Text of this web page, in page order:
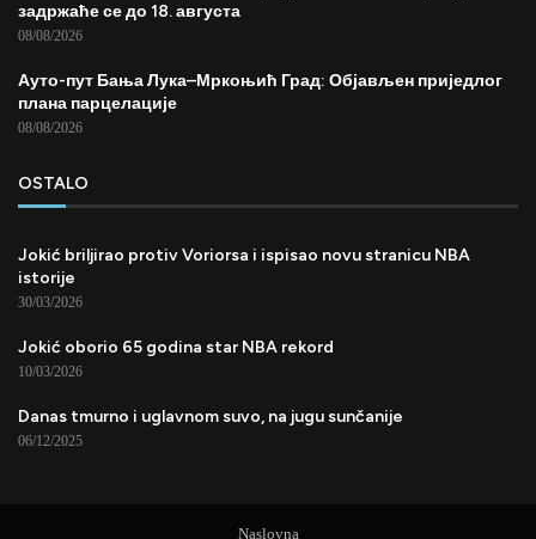
задржаће се до 18. августа
08/08/2026
Ауто-пут Бања Лука–Мркоњић Град: Објављен приједлог
плана парцелације
08/08/2026
OSTALO
Jokić briljirao protiv Voriorsa i ispisao novu stranicu NBA
istorije
30/03/2026
Jokić oborio 65 godina star NBA rekord
10/03/2026
Danas tmurno i uglavnom suvo, na jugu sunčanije
06/12/2025
Naslovna